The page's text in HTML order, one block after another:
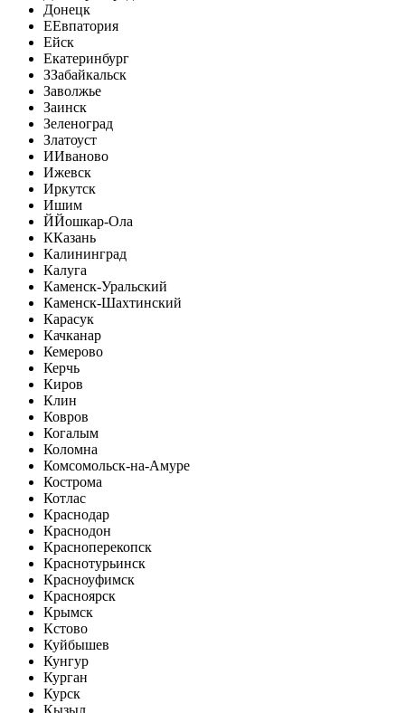
Донецк
ЕЕвпатория
Ейск
Екатеринбург
ЗЗабайкальск
Заволжье
Заинск
Зеленоград
Златоуст
ИИваново
Ижевск
Иркутск
Ишим
ЙЙошкар-Ола
ККазань
Калининград
Калуга
Каменск-Уральский
Каменск-Шахтинский
Карасук
Качканар
Кемерово
Керчь
Киров
Клин
Ковров
Когалым
Коломна
Комсомольск-на-Амуре
Кострома
Котлас
Краснодар
Краснодон
Красноперекопск
Краснотурьинск
Красноуфимск
Красноярск
Крымск
Кстово
Куйбышев
Кунгур
Курган
Курск
Кызыл